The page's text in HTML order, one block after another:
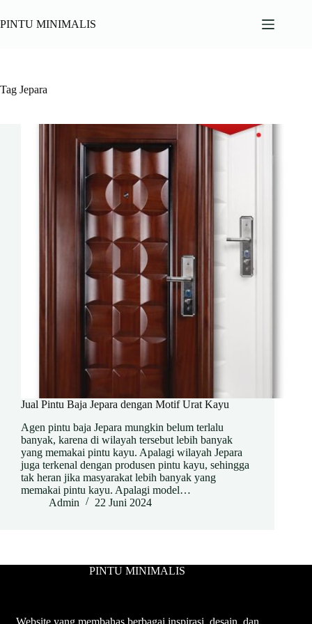
to
content
PINTU MINIMALIS
Tag Jepara
Jual Pintu Baja Jepara dengan Motif Urat Kayu
Agen pintu baja Jepara mungkin belum terlalu
banyak, karena di wilayah tersebut lebih banyak
yang memakai pintu kayu. Apalagi wilayah Jepara
juga terkenal dengan produsen pintu kayu, sehingga
tak heran jika masyarakat lebih banyak yang
memakai pintu kayu. Apalagi model…
Admin
22 Juni 2024
PINTU MINIMALIS